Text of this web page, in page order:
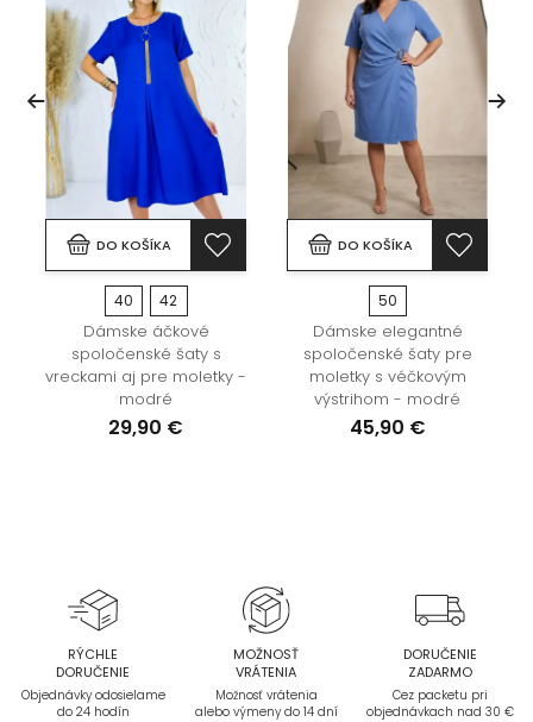
DO KOŠÍKA
40 42
Dámske áčkové
spoločenské šaty s
vreckami aj pre moletky -
modré
29,90 €
DO KOŠÍKA
50
Dámske elegantné
spoločenské šaty pre
moletky s véčkovým
výstrihom - modré
45,90 €
RÝCHLE
DORUČENIE
Objednávky odosielame
do 24 hodín
MOŽNOSŤ
VRÁTENIA
Možnosť vrátenia
alebo výmeny do 14 dní
DORUČENIE
ZADARMO
Cez packetu pri
objednávkach nad 30 €